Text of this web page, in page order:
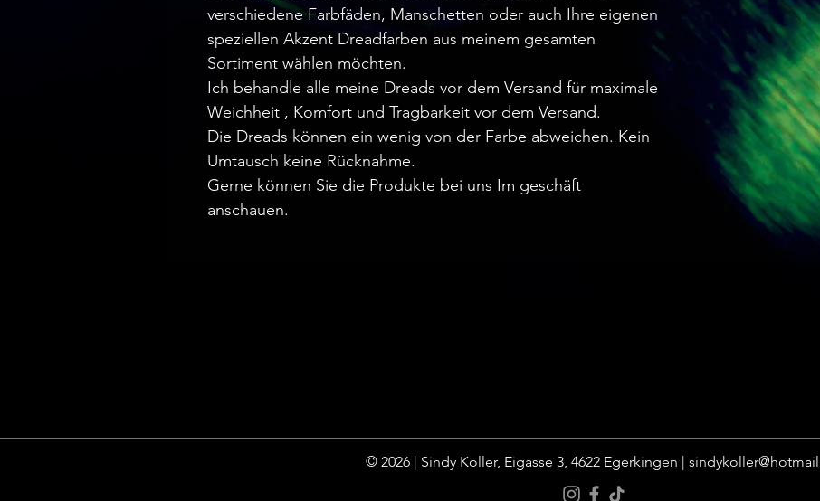
verschiedene Farbfäden, Manschetten oder auch Ihre eigenen
speziellen Akzent Dreadfarben aus meinem gesamten
Sortiment wählen möchten.
Ich behandle alle meine Dreads vor dem Versand für maximale
Weichheit , Komfort und Tragbarkeit vor dem Versand.
Die Dreads können ein wenig von der Farbe abweichen. Kein
Umtausch keine Rücknahme.
Gerne können Sie die Produkte bei uns Im geschäft
anschauen.
© 2026 | Sindy Koller, Eigasse 3, 4622 Egerkingen |